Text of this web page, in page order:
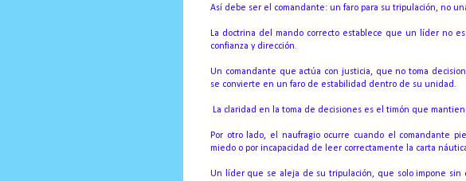
Así debe ser el comandante: un faro para su tripulación, no
La doctrina del mando correcto establece que un líder no
confianza y dirección.
Un comandante que actúa con justicia, que no toma
se convierte en un faro de estabilidad dentro de su unidad.
La claridad en la toma de decisiones es el timón que
Por otro lado, el naufragio ocurre cuando el comandante
miedo o por incapacidad de leer correctamente la carta
Un líder que se aleja de su tripulación, que solo impone